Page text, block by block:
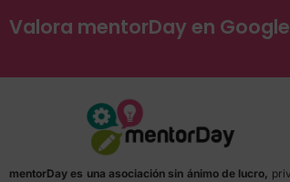
Valora mentorDay en
mentorDay es una asociación sin ánimo de lucro,